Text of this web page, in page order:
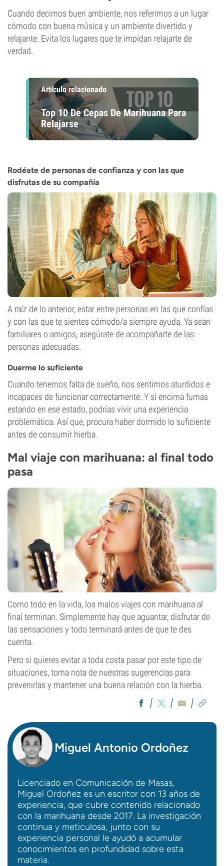
Cuando decimos buen ambiente, nos referimos a un lugar
cómodo con buena música y un ambiente divertido y
relajante. Evita los lugares que te impidan relajarte de
verdad.
Artículo relacionado
Top 10 De Cepas De Marihuana Para
Relajarse
Rodéate de personas de confianza y con las que
disfrutas de su compañía
A raíz de lo anterior, estar entre personas en las que confías
y con las que te sientes cómodo/a siempre ayuda. Ya sean
familiares o amigos, asegúrate de acompañarte de las
personas adecuadas.
Duerme lo suficiente
Cuando tenemos falta de sueño, nos sentimos aturdidos e
incapaces de funcionar correctamente. Y si encima fumas
estando en ese estado, podrías vivir una experiencia
problemática. Así que, procura haber dormido lo suficiente
antes de consumir hierba.
Mal viaje con marihuana: al final todo
pasa
Como todo en la vida, los malos viajes con marihuana al
final terminan. Simplemente hay que aguantar, disfrutar de
las sensaciones y todo terminará antes de que te des
cuenta.
Pero si quieres evitar a toda costa pasar por este tipo de
situaciones, toma nota de nuestras sugerencias para
prevenirlas y mantener una buena relación con la hierba.
Miguel Antonio Ordoñez
Licenciado en Comunicación de Masas,
Miguel Ordoñez es un escritor con 13 años de
experiencia, que cubre contenido relacionado
con la marihuana desde 2017. La investigación
continua y meticulosa, junto con su
experiencia personal le ayudó a acumular
conocimientos en profundidad sobre esta
materia.